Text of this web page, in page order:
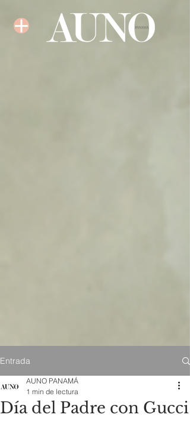
Entrada
Día del Padre con Gucci
AUNO PANAMÁ
1 min de lectura